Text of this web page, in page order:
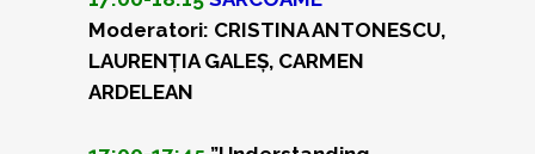
Moderatori: CRISTINA ANTONESCU,
LAURENȚIA GALEȘ, CARMEN
ARDELEAN